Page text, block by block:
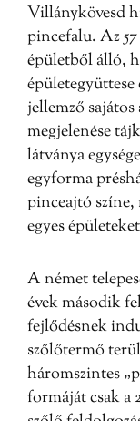
Villánykövesd
pincefalu. Az
épületből álló,
jellemző
megjelenése
látványa
egyforma
pinceajtó színe,
egyes
A német
évek második
fejlődésnek
szőlőtermő
háromszintes
formáját csak a